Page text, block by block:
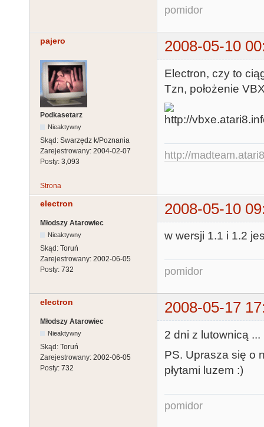
pomidor
pajero 2008-05-10
Podkasetarz
Nieaktywny
Skąd: Swarzędz k/Poznania
Zarejestrowany: 2004-02-07
Posty: 3,093
Electron, czy to
Tzn, położenie
http://
Strona
electron 2008-05-10
Młodszy Atarowiec
Nieaktywny
Skąd: Toruń
Zarejestrowany: 2002-06-05
Posty: 732
w wersji 1.1 i 1.2
pomidor
electron 2008-05-17
Młodszy Atarowiec
Nieaktywny
Skąd: Toruń
Zarejestrowany: 2002-06-05
Posty: 732
2 dni z lutownicą
PS. Uprasza się o
płytami luzem :)
pomidor